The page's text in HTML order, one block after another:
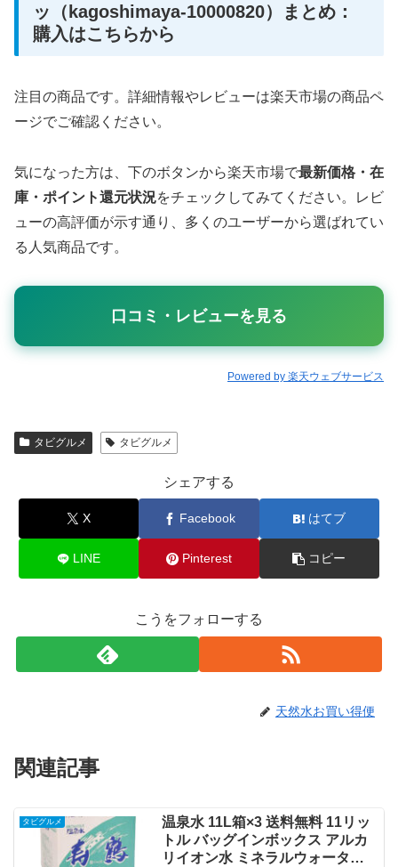
ッ（kagoshimaya-10000820）まとめ：
購入はこちらから
注目の商品です。詳細情報やレビューは楽天市場の商品ペ
ージでご確認ください。
気になった方は、下のボタンから楽天市場で最新価格・在
庫・ポイント還元状況をチェックしてみてください。レビ
ューの高評価が示す通り、多くのユーザーから選ばれてい
る人気商品です。
口コミ・レビューを見る
Powered by 楽天ウェブサービス
タビグルメ タビグルメ
シェアする
X Facebook はてブ
LINE Pinterest コピー
こうをフォローする
天然水お買い得便
関連記事
タビグルメ
温泉水 11L箱×3 送料無料 11リッ
トル バッグインボックス アルカ
リイオン水 ミネラルウォーター